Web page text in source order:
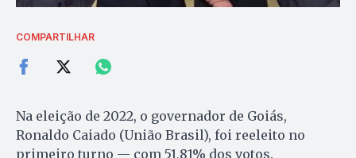
COMPARTILHAR
Na eleição de 2022, o governador de Goiás,
Ronaldo Caiado (União Brasil), foi reeleito no
primeiro turno — com 51,81% dos votos.